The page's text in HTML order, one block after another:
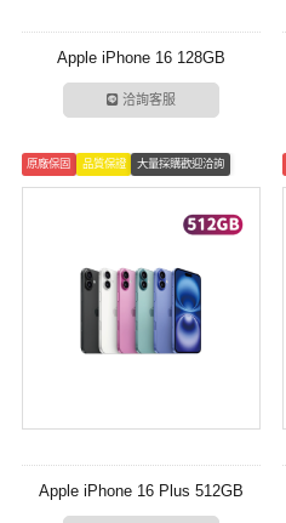
Apple iPhone 16 128GB
洽詢客服
原廠保固 品質保證 大量採購歡迎洽詢
Apple iPhone 16 Plus 512GB